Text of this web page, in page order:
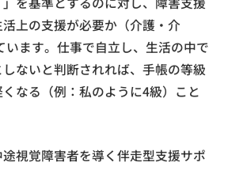
上の支援が必要か（介護・介
います。仕事で自立し、生活の中で
ないと判断されれば、手帳の等級
なる（例：私のように4級）こと
途視覚障害者を導く伴走型支援サポ